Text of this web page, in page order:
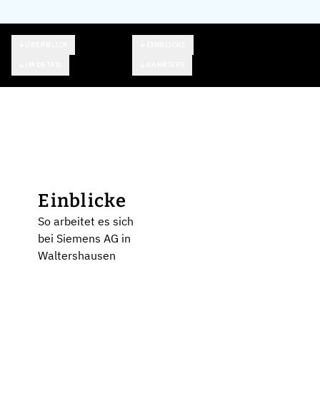
Einblicke
So arbeitet es sich
bei Siemens AG in
Waltershausen